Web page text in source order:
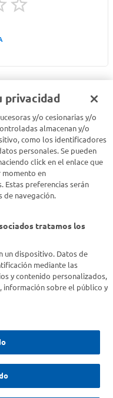
nosotrosacá
y promociones antes
privacidad
y/o cesionarias y/o
almacenan y/o
como los identificadores
personales. Se pueden
click en el enlace que
momento en
preferencias serán
de navegación.
tratamos los
un dispositivo. Datos de
mediante las
y contenido personalizados,
información sobre el público y